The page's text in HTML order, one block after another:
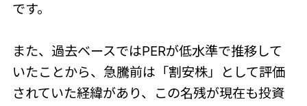
です。
また、過去ベースではPERが低水準で推移して
いたことから、急騰前は「割安株」として評価
されていた経緯があり、この名残が現在も投資